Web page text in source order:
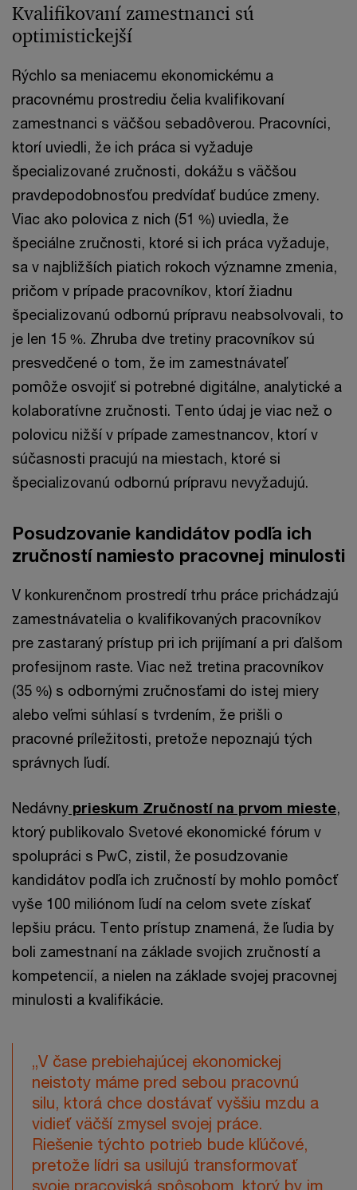
Kvalifikovaní zamestnanci sú
optimistickejší
Rýchlo sa meniacemu ekonomickému a
pracovnému prostrediu čelia kvalifikovaní
zamestnanci s väčšou sebadôverou. Pracovníci,
ktorí uviedli, že ich práca si vyžaduje
špecializované zručnosti, dokážu s väčšou
pravdepodobnosťou predvídať budúce zmeny.
Viac ako polovica z nich (51 %) uviedla, že
špeciálne zručnosti, ktoré si ich práca vyžaduje,
sa v najbližších piatich rokoch významne zmenia,
pričom v prípade pracovníkov, ktorí žiadnu
špecializovanú odbornú prípravu neabsolvovali, to
je len 15 %. Zhruba dve tretiny pracovníkov sú
presvedčené o tom, že im zamestnávateľ
pomôže osvojiť si potrebné digitálne, analytické a
kolaboratívne zručnosti. Tento údaj je viac než o
polovicu nižší v prípade zamestnancov, ktorí v
súčasnosti pracujú na miestach, ktoré si
špecializovanú odbornú prípravu nevyžadujú.
Posudzovanie kandidátov podľa ich
zručností namiesto pracovnej minulosti
V konkurenčnom prostredí trhu práce prichádzajú
zamestnávatelia o kvalifikovaných pracovníkov
pre zastaraný prístup pri ich prijímaní a pri ďalšom
profesijnom raste. Viac než tretina pracovníkov
(35 %) s odbornými zručnosťami do istej miery
alebo veľmi súhlasí s tvrdením, že prišli o
pracovné príležitosti, pretože nepoznajú tých
správnych ľudí.
Nedávny prieskum Zručností na prvom mieste,
ktorý publikovalo Svetové ekonomické fórum v
spolupráci s PwC, zistil, že posudzovanie
kandidátov podľa ich zručností by mohlo pomôcť
vyše 100 miliónom ľudí na celom svete získať
lepšiu prácu. Tento prístup znamená, že ľudia by
boli zamestnaní na základe svojich zručností a
kompetencií, a nielen na základe svojej pracovnej
minulosti a kvalifikácie.
„V čase prebiehajúcej ekonomickej
neistoty máme pred sebou pracovnú
silu, ktorá chce dostávať vyššiu mzdu a
vidieť väčší zmysel svojej práce.
Riešenie týchto potrieb bude kľúčové,
pretože lídri sa usilujú transformovať
svoje pracoviská spôsobom, ktorý by im